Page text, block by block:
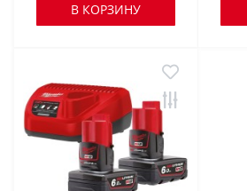
В КОРЗИНУ